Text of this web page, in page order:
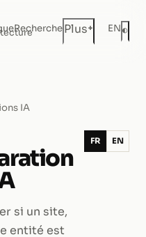
RecherchePlus+ EN◐
IA
si un site,
entité est
FR EN